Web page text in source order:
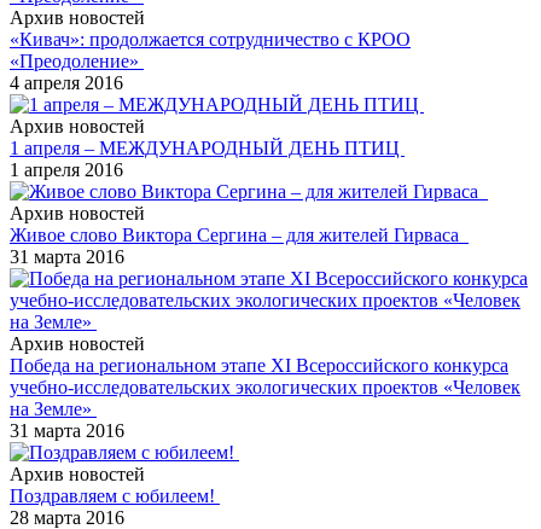
Архив новостей
«Кивач»: продолжается сотрудничество с КРОО
«Преодоление»
4 апреля 2016
Архив новостей
1 апреля – МЕЖДУНАРОДНЫЙ ДЕНЬ ПТИЦ
1 апреля 2016
Архив новостей
Живое слово Виктора Сергина – для жителей Гирваса
31 марта 2016
Архив новостей
Победа на региональном этапе XI Всероссийского конкурса
учебно-исследовательских экологических проектов «Человек
на Земле»
31 марта 2016
Архив новостей
Поздравляем с юбилеем!
28 марта 2016